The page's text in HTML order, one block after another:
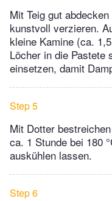
Mit Teig gut
kunstvoll verzieren.
kleine Kamine (ca.
Löcher in die Pastete
einsetzen, damit
Step 5
Mit Dotter
ca. 1 Stunde bei 180
auskühlen lassen.
Step 6